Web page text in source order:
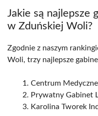
Jakie są najlepsze
w Zduńskiej Woli?
Zgodnie z naszym
Woli, trzy najlepsze
Centrum
Prywatny Gabinet
Karolina Tworek